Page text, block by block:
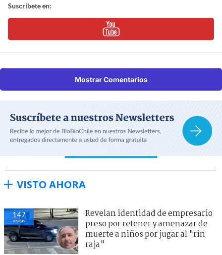
Suscríbete en:
Mostrar Comentarios
VISTO AHORA
147
visitas
Revelan identidad de empresario
preso por retener y amenazar de
muerte a niños por jugar al "rin
raja"